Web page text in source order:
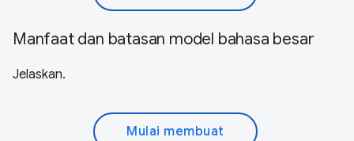
Manfaat dan batasan model bahasa besar
Jelaskan.
Mulai membuat